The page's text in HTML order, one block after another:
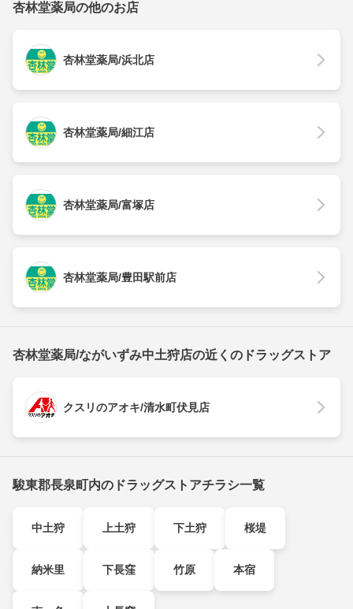
杏林堂薬局の他のお店
杏林堂薬局/浜北店
杏林堂薬局/細江店
杏林堂薬局/富塚店
杏林堂薬局/豊田駅前店
杏林堂薬局/ながいずみ中土狩店の近くのドラッグストア
クスリのアオキ/清水町伏見店
駿東郡長泉町内のドラッグストアチラシ一覧
中土狩 上土狩 下土狩 桜堤
納米里 下長窪 竹原 本宿